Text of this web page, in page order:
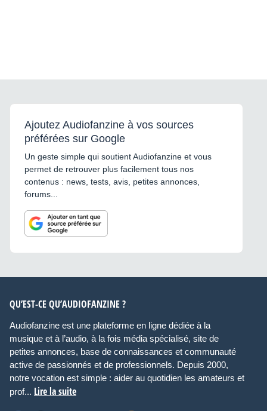
Ajoutez Audiofanzine à vos sources
préférées sur Google
Un geste simple qui soutient Audiofanzine et vous
permet de retrouver plus facilement tous nos
contenus : news, tests, avis, petites annonces,
forums...
QU’EST-CE QU’AUDIOFANZINE ?
Audiofanzine est une plateforme en ligne dédiée à la
musique et à l’audio, à la fois média spécialisé, site de
petites annonces, base de connaissances et communauté
active de passionnés et de professionnels. Depuis 2000,
notre vocation est simple : aider au quotidien les amateurs et
prof... Lire la suite